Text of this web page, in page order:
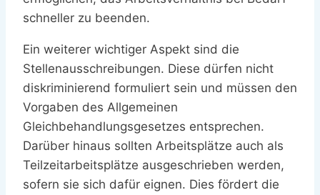
schneller zu beenden.
Ein weiterer wichtiger Aspekt sind die
Stellenausschreibungen. Diese dürfen nicht
diskriminierend formuliert sein und müssen den
Vorgaben des Allgemeinen
Gleichbehandlungsgesetzes entsprechen.
Darüber hinaus sollten Arbeitsplätze auch als
Teilzeitarbeitsplätze ausgeschrieben werden,
sofern sie sich dafür eignen. Dies fördert die